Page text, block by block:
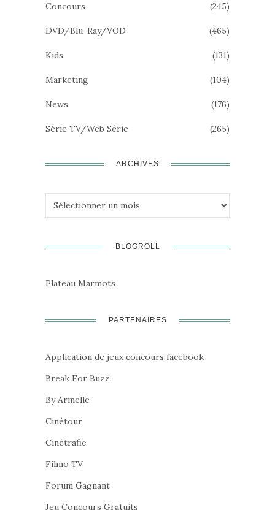
Concours (245)
DVD/Blu-Ray/VOD (465)
Kids (131)
Marketing (104)
News (176)
Série TV/Web Série (265)
ARCHIVES
Archives
BLOGROLL
Plateau Marmots
PARTENAIRES
Application de jeux concours facebook
Break For Buzz
By Armelle
Cinétour
Cinétrafic
Filmo TV
Forum Gagnant
Jeu Concours Gratuits